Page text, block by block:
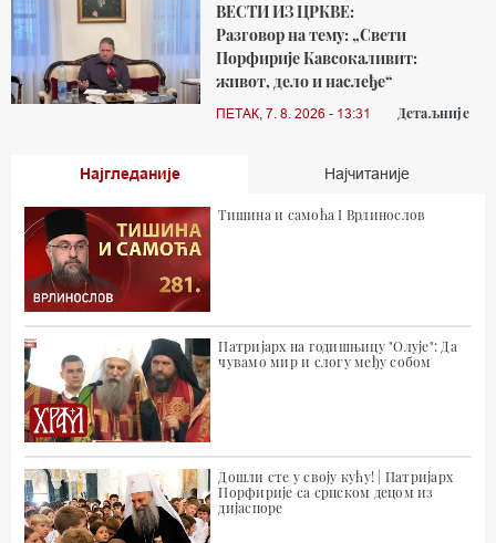
ВЕСТИ ИЗ ЦРКВЕ:
Разговор на тему: „Свети
Порфирије Кавсокаливит:
живот, дело и наслеђе“
ПЕТАК, 7. 8. 2026 - 13:31 Детаљније
Најгледаније Најчитаније
Тишина и самоћа I Врлинослов
Патријарх на годишњицу "Олује": Да
чувамо мир и слогу међу собом
Дошли сте у своју кућу! | Патријарх
Порфирије са српском децом из
дијаспоре